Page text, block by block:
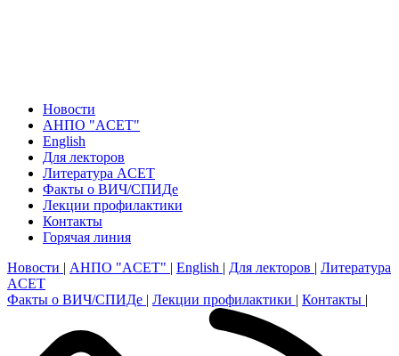
Новости
АНПО "ACET"
English
Для лекторов
Литература ACET
Факты о ВИЧ/СПИДе
Лекции профилактики
Контакты
Горячая линия
Новости | АНПО "ACET" | English | Для лекторов | Литература
ACET
Факты о ВИЧ/СПИДе | Лекции профилактики | Контакты |